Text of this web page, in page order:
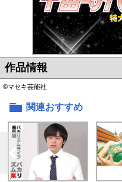
作品情報
©マセキ芸能社
関連おすすめ